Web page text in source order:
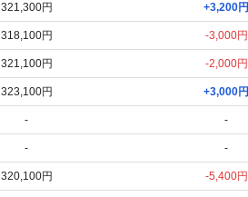
321,300円 +3,200円
318,100円 -3,000円
321,100円 -2,000円
323,100円 +3,000円
- -
- -
320,100円 -5,400円